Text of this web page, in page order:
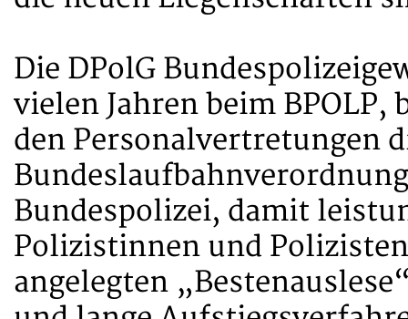
Die DPolG
vielen Jahren beim
den Personalvertretungen
Bundespolizei, damit
Polizistinnen und
angelegten